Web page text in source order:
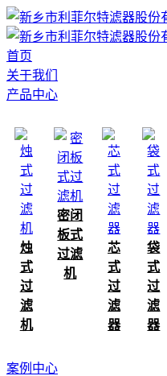
首页
关于我们
产品中心
烛
式
过
滤
机
密闭
板式
过滤
机
芯
式
过
滤
器
袋
式
过
滤
器
案例中心